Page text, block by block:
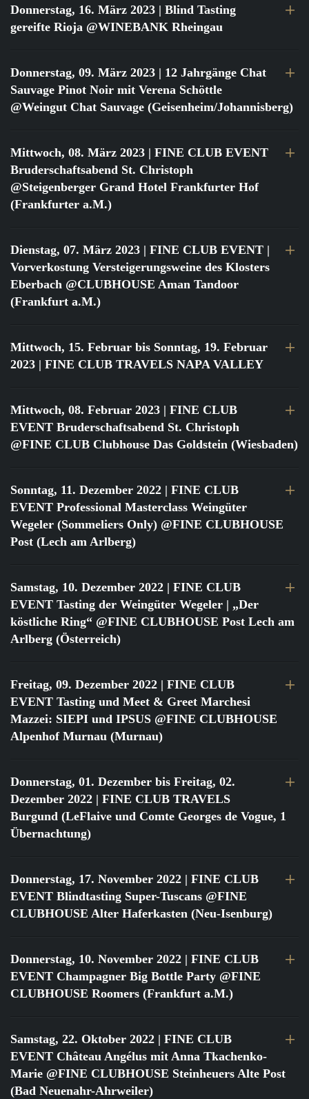
Donnerstag, 16. März 2023 | Blind Tasting
gereifte Rioja @WINEBANK Rheingau
Donnerstag, 09. März 2023 | 12 Jahrgänge Chat
Sauvage Pinot Noir mit Verena Schöttle
@Weingut Chat Sauvage (Geisenheim/Johannisberg)
Mittwoch, 08. März 2023 | FINE CLUB EVENT
Bruderschaftsabend St. Christoph
@Steigenberger Grand Hotel Frankfurter Hof
(Frankfurter a.M.)
Dienstag, 07. März 2023 | FINE CLUB EVENT |
Vorverkostung Versteigerungsweine des Klosters
Eberbach @CLUBHOUSE Aman Tandoor
(Frankfurt a.M.)
Mittwoch, 15. Februar bis Sonntag, 19. Februar
2023 | FINE CLUB TRAVELS NAPA VALLEY
Mittwoch, 08. Februar 2023 | FINE CLUB
EVENT Bruderschaftsabend St. Christoph
@FINE CLUB Clubhouse Das Goldstein (Wiesbaden)
Sonntag, 11. Dezember 2022 | FINE CLUB
EVENT Professional Masterclass Weingüter
Wegeler (Sommeliers Only) @FINE CLUBHOUSE
Post (Lech am Arlberg)
Samstag, 10. Dezember 2022 | FINE CLUB
EVENT Tasting der Weingüter Wegeler | „Der
köstliche Ring“ @FINE CLUBHOUSE Post Lech am
Arlberg (Österreich)
Freitag, 09. Dezember 2022 | FINE CLUB
EVENT Tasting und Meet & Greet Marchesi
Mazzei: SIEPI und IPSUS @FINE CLUBHOUSE
Alpenhof Murnau (Murnau)
Donnerstag, 01. Dezember bis Freitag, 02.
Dezember 2022 | FINE CLUB TRAVELS
Burgund (LeFlaive und Comte Georges de Vogue, 1
Übernachtung)
Donnerstag, 17. November 2022 | FINE CLUB
EVENT Blindtasting Super-Tuscans @FINE
CLUBHOUSE Alter Haferkasten (Neu-Isenburg)
Donnerstag, 10. November 2022 | FINE CLUB
EVENT Champagner Big Bottle Party @FINE
CLUBHOUSE Roomers (Frankfurt a.M.)
Samstag, 22. Oktober 2022 | FINE CLUB
EVENT Château Angélus mit Anna Tkachenko-
Marie @FINE CLUBHOUSE Steinheuers Alte Post
(Bad Neuenahr-Ahrweiler)